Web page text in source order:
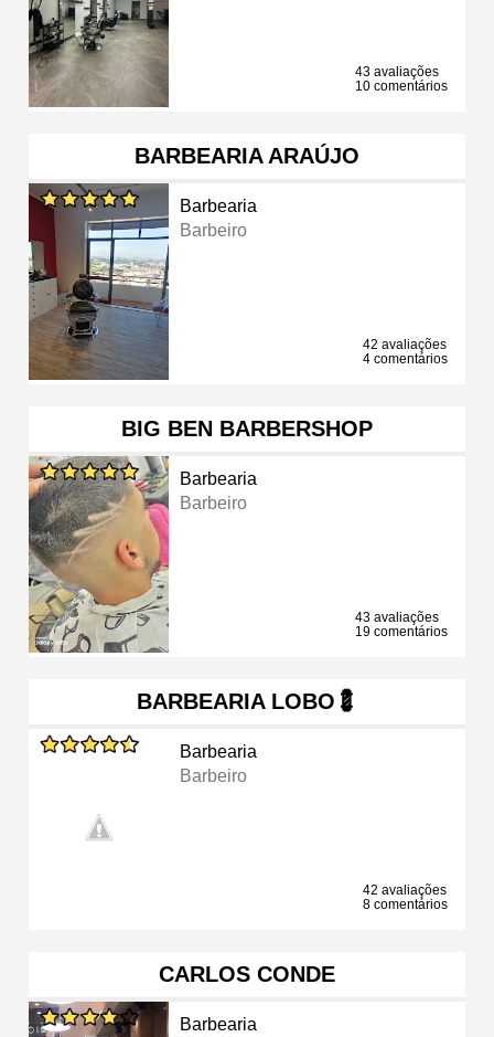
43 avaliações
10 comentários
BARBEARIA ARAÚJO
Barbearia
Barbeiro
42 avaliações
4 comentários
BIG BEN BARBERSHOP
Barbearia
Barbeiro
43 avaliações
19 comentários
BARBEARIA LOBO💈
Barbearia
Barbeiro
42 avaliações
8 comentários
CARLOS CONDE
Barbearia